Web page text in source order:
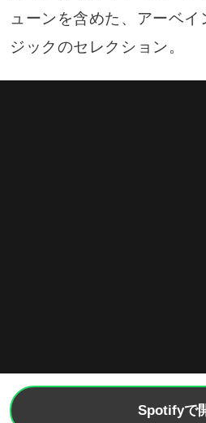
ューンを含めた、アーベ
ジックのセレクション。
Spotifyで